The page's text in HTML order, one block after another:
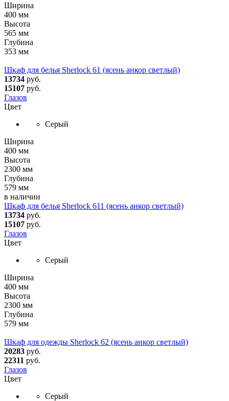
Ширина
400 мм
Высота
565 мм
Глубина
353 мм
Шкаф для белья Sherlock 61 (ясень анкор светлый)
13734 руб.
15107 руб.
Глазов
Цвет
Серый
Ширина
400 мм
Высота
2300 мм
Глубина
579 мм
в наличии
Шкаф для белья Sherlock 611 (ясень анкор светлый)
13734 руб.
15107 руб.
Глазов
Цвет
Серый
Ширина
400 мм
Высота
2300 мм
Глубина
579 мм
Шкаф для одежды Sherlock 62 (ясень анкор светлый)
20283 руб.
22311 руб.
Глазов
Цвет
Серый